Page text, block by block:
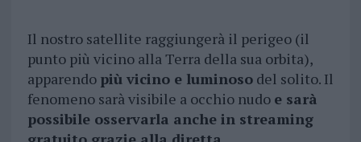
Il nostro satellite raggiungerà il perigeo (il
punto più vicino alla Terra della sua orbita),
apparendo più vicino e luminosodel solito. Il
fenomeno sarà visibile a occhio nudo e sarà
possibile osservarla anche in streaming